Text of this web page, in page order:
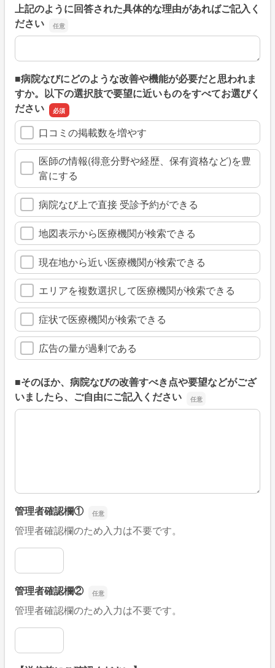
上記のように回答された具体的な理由があればご記入く
ださい
上記のように回答された具体的な理由があればご記入くだ
■病院なびにどのような改善や機能が必要だと思われま
すか。以下の選択肢で要望に近いものをすべてお選びく
ださい
口コミの掲載数を増やす
医師の情報(得意分野や経歴、保有資格など)を豊
富にする
病院なび上で直接 受診予約ができる
地図表示から医療機関が検索できる
現在地から近い医療機関が検索できる
エリアを複数選択して医療機関が検索できる
症状で医療機関が検索できる
広告の量が過剰である
■そのほか、病院なびの改善すべき点や要望などがござ
いましたら、ご自由にご記入ください
■そのほか、病院なびの改善すべき点や要望などがござい
管理者確認欄①
管理者確認欄のため入力は不要です。
管理者確認欄①
管理者確認欄②
管理者確認欄のため入力は不要です。
管理者確認欄②